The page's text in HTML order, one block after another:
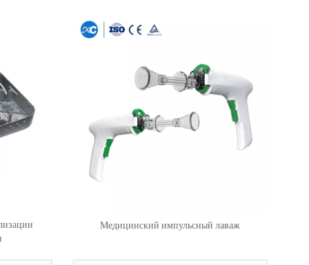
Медицинский импульсный лаваж